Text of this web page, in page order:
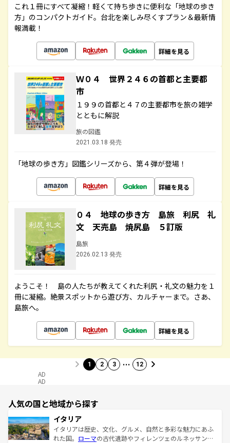
これ１冊にすべて凝縮！軽くて持ち歩きに便利な「地球の歩き
方」のコンパクトガイド。台北を楽しみ尽くすプラン＆最新情
報満載！
詳細を見る
Ｗ０４ 世界２４６の首都と主要都
市
１９９の首都と４７の主要都市を旅の雑学
とともに解説
旅の図鑑
2021.03.18 発売
「地球の歩き方」図鑑シリーズから、第４弾が登場！
詳細を見る
０４ 地球の歩き方 島旅 利尻 礼
文 天売島 焼尻島 ５訂版
島旅
2026.02.13 発売
ようこそ！ 島の人たちが教えてくれた利尻・礼文の魅力を１
冊に凝縮。絶景スポットから遊び方、カルチャーまで。さあ、
島旅へ。
詳細を見る
1 2 3 … 12
AD
AD
人気の国と地域から探す
イタリア
イタリアは歴史、文化、グルメ、自然と多彩な魅力にあふ
れた国。 ローマの古代遺跡やフィレンツェのルネッサンス